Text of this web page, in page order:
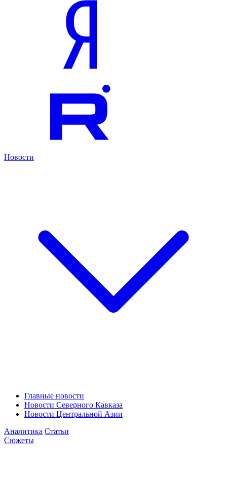
Новости
Главные новости
Новости Северного Кавказа
Новости Центральной Азии
Аналитика Статьи
Сюжеты